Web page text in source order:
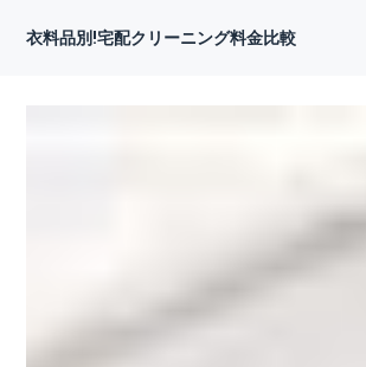
衣料品別!宅配クリーニング料金比較